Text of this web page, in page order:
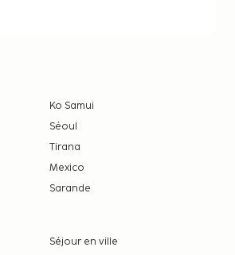
Ko Samui
Séoul
Tirana
Mexico
Sarande
Séjour en ville